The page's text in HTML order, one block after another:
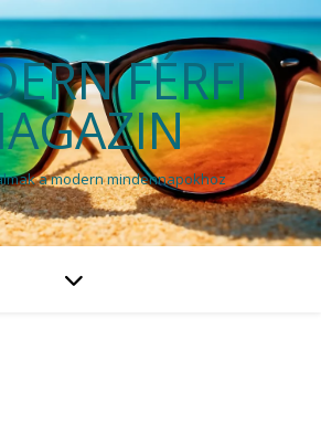
FÉRFI
a modern mindennapokhoz